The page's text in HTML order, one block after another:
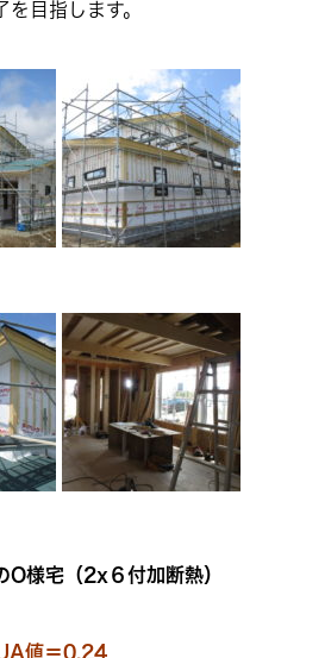
を目指します。
O様宅（2x６付加断熱）
値＝0.24